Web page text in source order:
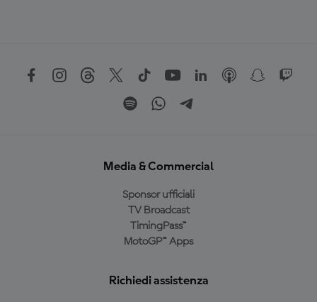
Media & Commercial
Sponsor ufficiali
TV Broadcast
TimingPass™
MotoGP™ Apps
Richiedi assistenza